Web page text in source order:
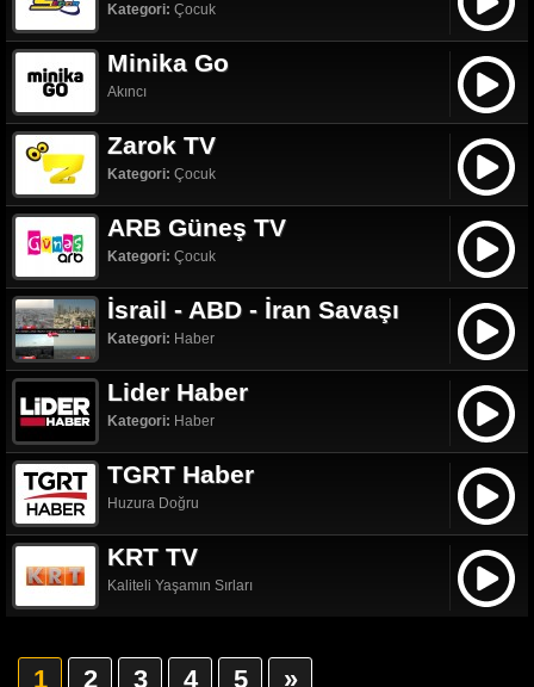
Kategori: Çocuk
Minika Go
Akıncı
Zarok TV
Kategori: Çocuk
ARB Güneş TV
Kategori: Çocuk
İsrail - ABD - İran Savaşı
Kategori: Haber
Lider Haber
Kategori: Haber
TGRT Haber
Huzura Doğru
KRT TV
Kaliteli Yaşamın Sırları
1 2 3 4 5 »